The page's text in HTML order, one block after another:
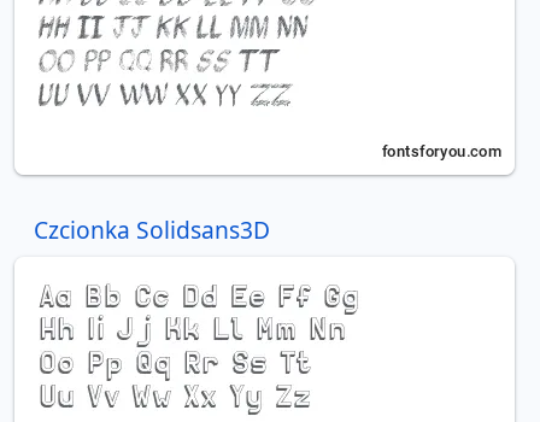
Czcionka Solidsans3D